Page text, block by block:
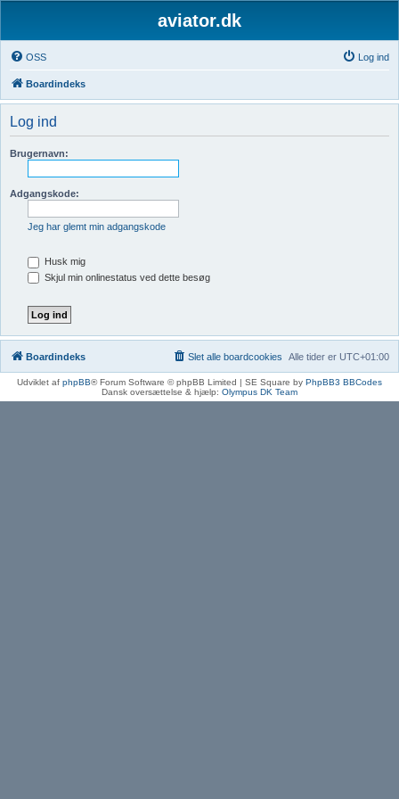
aviator.dk
OSS Log ind
Boardindeks
Log ind
Brugernavn:
Adgangskode:
Jeg har glemt min adgangskode
Husk mig
Skjul min onlinestatus ved dette besøg
Boardindeks Alle tider er UTC+01:00
Slet alle boardcookies
Udviklet af phpBB® Forum Software © phpBB Limited | SE Square by PhpBB3 BBCodes
Dansk oversættelse & hjælp: Olympus DK Team